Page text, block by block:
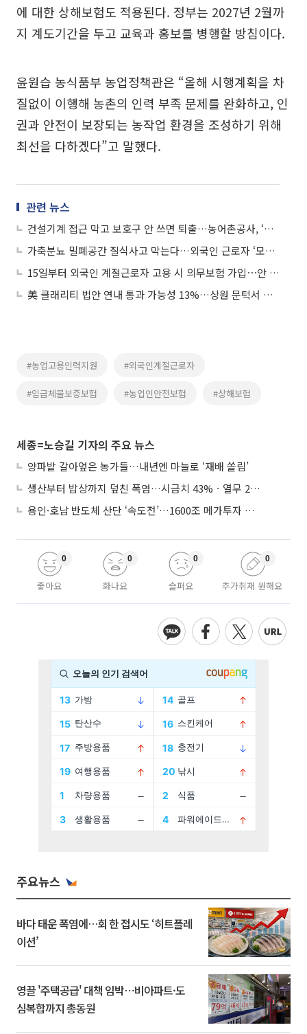
에 대한 상해보험도 적용된다. 정부는 2027년 2월까
지 계도기간을 두고 교육과 홍보를 병행할 방침이다.
윤원습 농식품부 농업정책관은 “올해 시행계획을 차
질없이 이행해 농촌의 인력 부족 문제를 완화하고, 인
권과 안전이 보장되는 농작업 환경을 조성하기 위해
최선을 다하겠다”고 말했다.
관련 뉴스
건설기계 접근 막고 보호구 안 쓰면 퇴출…농어촌공사, ‘현장 안전’ 고삐
가축분뇨 밀폐공간 질식사고 막는다…외국인 근로자 ‘모국어 안전교육’
15일부터 외국인 계절근로자 고용 시 의무보험 가입⋯안 하면 벌금
美 클래리티 법안 연내 통과 가능성 13%…상원 문턱서 제동
#농업고용인력지원 #외국인계절근로자
#임금체불보증보험 #농업인안전보험 #상해보험
세종=노승길 기자의 주요 뉴스
양파밭 갈아엎은 농가들…내년엔 마늘로 ‘재배 쏠림’
생산부터 밥상까지 덮친 폭염…시금치 43%ㆍ열무 28% 급등
용인·호남 반도체 산단 ‘속도전’…1600조 메가투자 이행 총력
좋아요
0
화나요
0
슬퍼요
0
추가취재 원해요
0
주요뉴스
바다 태운 폭염에…회 한 접시도 ‘히트플레
이션’
영끌 '주택공급' 대책 임박⋯비아파트·도
심복합까지 총동원